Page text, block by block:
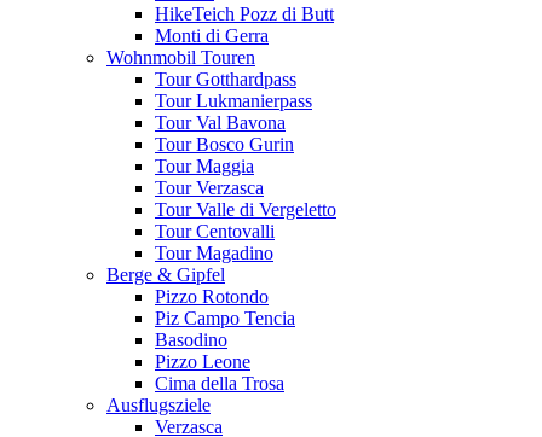
HikeTeich Pozz di Butt
Monti di Gerra
Wohnmobil Touren
Tour Gotthardpass
Tour Lukmanierpass
Tour Val Bavona
Tour Bosco Gurin
Tour Maggia
Tour Verzasca
Tour Valle di Vergeletto
Tour Centovalli
Tour Magadino
Berge & Gipfel
Pizzo Rotondo
Piz Campo Tencia
Basodino
Pizzo Leone
Cima della Trosa
Ausflugsziele
Verzasca